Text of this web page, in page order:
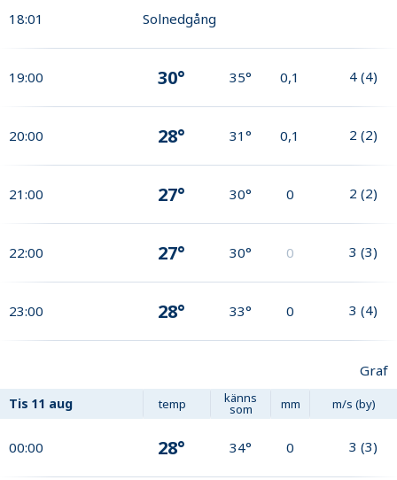
18:01 Solnedgång
19:00 30° 35° 0,1 4 (4)
20:00 28° 31° 0,1 2 (2)
21:00 27° 30° 0 2 (2)
22:00 27° 30° 0 3 (3)
23:00 28° 33° 0 3 (4)
Graf
Tis 11 aug temp känns
som mm m/s (by)
00:00 28° 34° 0 3 (3)